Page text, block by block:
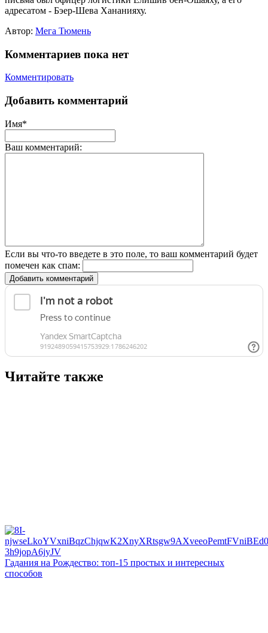
адресатом - Бэер-Шева Хананияху.
Автор: Мега Тюмень
Комментариев пока нет
Комментировать
Добавить комментарий
Имя*
Ваш комментарий:
Если вы что-то введете в это поле, то ваш комментарий будет
помечен как спам:
Добавить комментарий
Читайте также
Гадания на Рождество: топ-15 простых и интересных
способов